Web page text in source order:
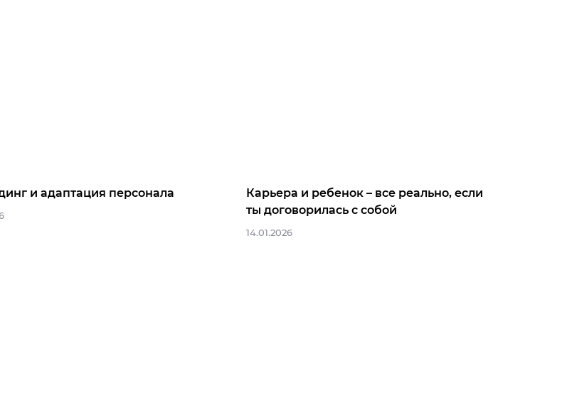
и адаптация персонала
Карьера и ребенок – все реально, если
ты договорилась с собой
14.01.2026